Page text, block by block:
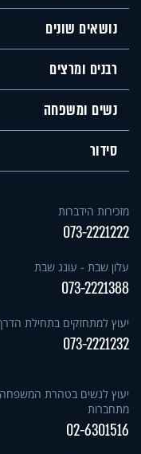
נושאים שונים
רבנים ומרצים
נשים ומשפחה
סידור
מזכירות הידברות
073-2221222
עלון שבת - עונג שבת
073-2221388
יעוץ למתחזקים בתחילת
073-2221232
יעוץ לנשים בטהרת
מתחברות
02-6301516